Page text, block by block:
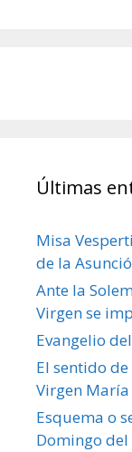
Últimas
Misa
de la
Ante la
Virgen se
Evangelio
El sentido
Virgen María
Esquema o
Domingo